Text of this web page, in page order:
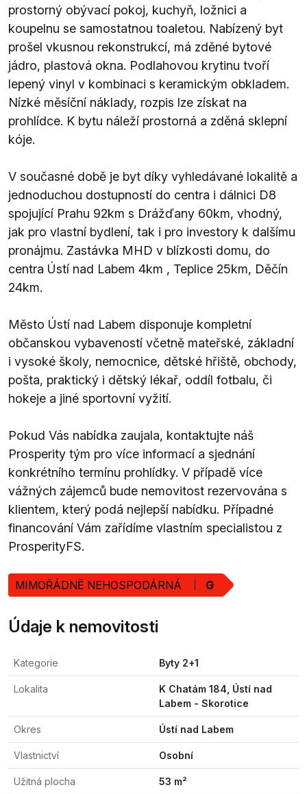
prostorný obývací pokoj, kuchyň, ložnici a
koupelnu se samostatnou toaletou. Nabízený byt
prošel vkusnou rekonstrukcí, má zděné bytové
jádro, plastová okna. Podlahovou krytinu tvoří
lepený vinyl v kombinaci s keramickým obkladem.
Nízké měsíční náklady, rozpis lze získat na
prohlídce. K bytu náleží prostorná a zděná sklepní
kóje.
V současné době je byt díky vyhledávané lokalitě a
jednoduchou dostupností do centra i dálnici D8
spojující Prahu 92km s Drážďany 60km, vhodný,
jak pro vlastní bydlení, tak i pro investory k dalšímu
pronájmu. Zastávka MHD v blízkosti domu, do
centra Ústí nad Labem 4km , Teplice 25km, Děčín
24km.
Město Ústí nad Labem disponuje kompletní
občanskou vybaveností včetně mateřské, základní
i vysoké školy, nemocnice, dětské hřiště, obchody,
pošta, praktický i dětský lékař, oddíl fotbalu, či
hokeje a jiné sportovní vyžití.
Pokud Vás nabídka zaujala, kontaktujte náš
Prosperity tým pro více informací a sjednání
konkrétního termínu prohlídky. V případě více
vážných zájemců bude nemovitost rezervována s
klientem, který podá nejlepší nabídku. Případné
financování Vám zařídíme vlastním specialistou z
ProsperityFS.
MIMOŘÁDNĚ NEHOSPODÁRNÁ G
Údaje k nemovitosti
Kategorie Byty 2+1
Lokalita
K Chatám 184, Ústí nad
Labem - Skorotice
Okres Ústí nad Labem
Vlastnictví Osobní
Užitná plocha 53 m²